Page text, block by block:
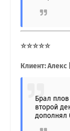
⭐⭐⭐⭐⭐
Клиент: Алекс
Брал
второй
дополнял